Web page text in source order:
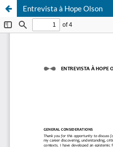
Entrevista à Hope Olson